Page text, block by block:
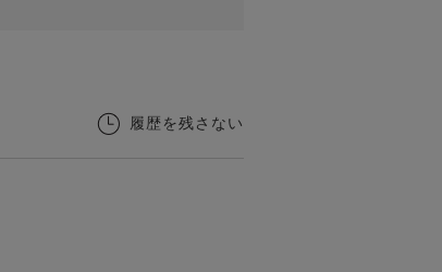
履歴を残さない